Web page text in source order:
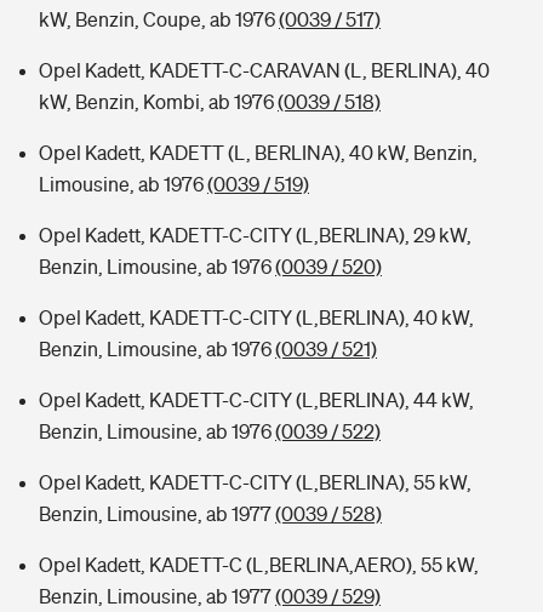
kW, Benzin, Coupe, ab 1976(0039 / 517)
Opel Kadett, KADETT-C-CARAVAN (L, BERLINA), 40
kW, Benzin, Kombi, ab 1976(0039 / 518)
Opel Kadett, KADETT (L, BERLINA), 40 kW, Benzin,
Limousine, ab 1976(0039 / 519)
Opel Kadett, KADETT-C-CITY (L,BERLINA), 29 kW,
Benzin, Limousine, ab 1976(0039 / 520)
Opel Kadett, KADETT-C-CITY (L,BERLINA), 40 kW,
Benzin, Limousine, ab 1976(0039 / 521)
Opel Kadett, KADETT-C-CITY (L,BERLINA), 44 kW,
Benzin, Limousine, ab 1976(0039 / 522)
Opel Kadett, KADETT-C-CITY (L,BERLINA), 55 kW,
Benzin, Limousine, ab 1977(0039 / 528)
Opel Kadett, KADETT-C (L,BERLINA,AERO), 55 kW,
Benzin, Limousine, ab 1977(0039 / 529)